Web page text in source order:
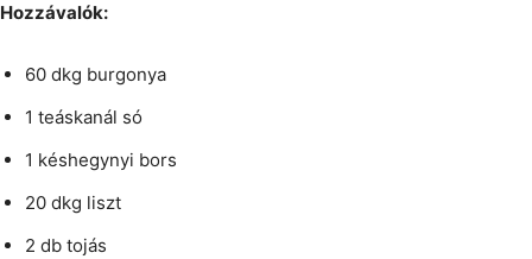
Hozzávalók:
60 dkg burgonya
1 teáskanál só
1 késhegynyi bors
20 dkg liszt
2 db tojás